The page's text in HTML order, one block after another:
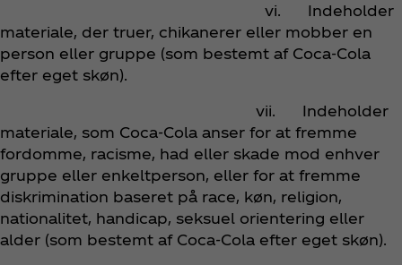
vi. Indeholder
materiale, der truer, chikanerer eller mobber en
person eller gruppe (som bestemt af Coca‑Cola
efter eget skøn).
vii. Indeholder
materiale, som Coca‑Cola anser for at fremme
fordomme, racisme, had eller skade mod enhver
gruppe eller enkeltperson, eller for at fremme
diskrimination baseret på race, køn, religion,
nationalitet, handicap, seksuel orientering eller
alder (som bestemt af Coca‑Cola efter eget skøn).